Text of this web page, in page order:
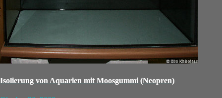
Isolierung von Aquarien mit Moosgummi (Neopren)